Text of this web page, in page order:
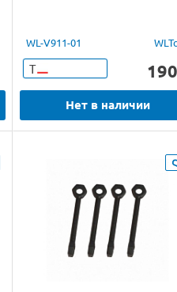
WL-V911-01
Т 190
Нет в наличии